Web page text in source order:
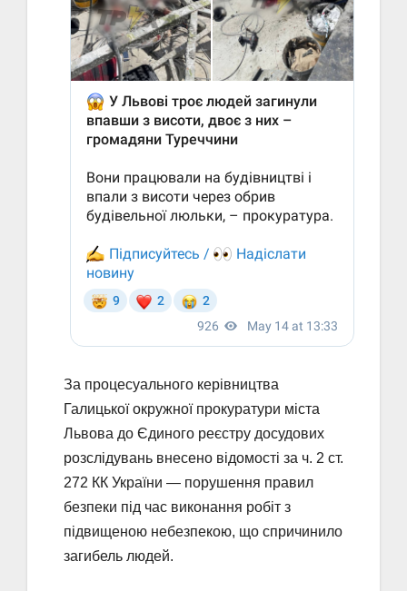
За процесуального керівництва
Галицької окружної прокуратури міста
Львова до Єдиного реєстру досудових
розслідувань внесено відомості за ч. 2 ст.
272 КК України — порушення правил
безпеки під час виконання робіт з
підвищеною небезпекою, що спричинило
загибель людей.